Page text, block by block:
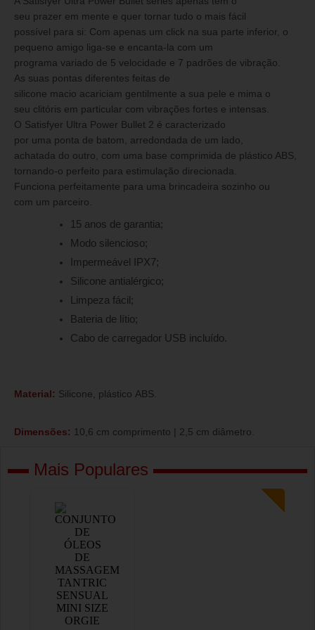
seu prazer em mente e quer tornar tudo o mais fácil
possível para si: Com apenas um click na sua parte inferior, o
pequeno amigo liga-se e encanta-la com um
programa variado de 5 velocidade e 7 padrões de vibração.
As suas pontas diferentes feitas de
silicone macio acariciam gentilmente a sua pele e mima o
seu clitóris em particular com vibrações fortes e intensas.
O Satisfyer Ultra Power Bullet 2 é caracterizado
por uma ponta de batom, arredondada de um lado,
achatada do outro, com uma base comprimida de plástico ABS,
tornando-o perfeito para estimulação direcionada.
Funciona perfeitamente para uma brincadeira sozinho ou
com um parceiro.
15 anos de garantia;
Modo silencioso;
Impermeável IPX7;
Silicone antialérgico;
Limpeza fácil;
Bateria de lítio;
Cabo de carregador USB incluído.
Material: Silicone, plástico ABS.
Dimensões: 10,6 cm comprimento | 2,5 cm diâmetro.
Mais Populares